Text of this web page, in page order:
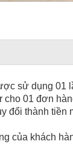
sử dụng 01
cho 01 đơn
đổi thành tiền
của khách